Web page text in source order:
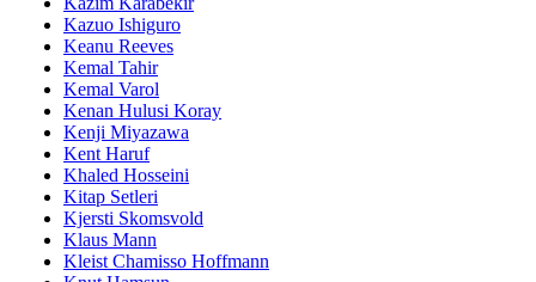
Kazuo Ishiguro
Keanu Reeves
Kemal Tahir
Kemal Varol
Kenan Hulusi Koray
Kenji Miyazawa
Kent Haruf
Khaled Hosseini
Kitap Setleri
Kjersti Skomsvold
Klaus Mann
Kleist Chamisso Hoffmann